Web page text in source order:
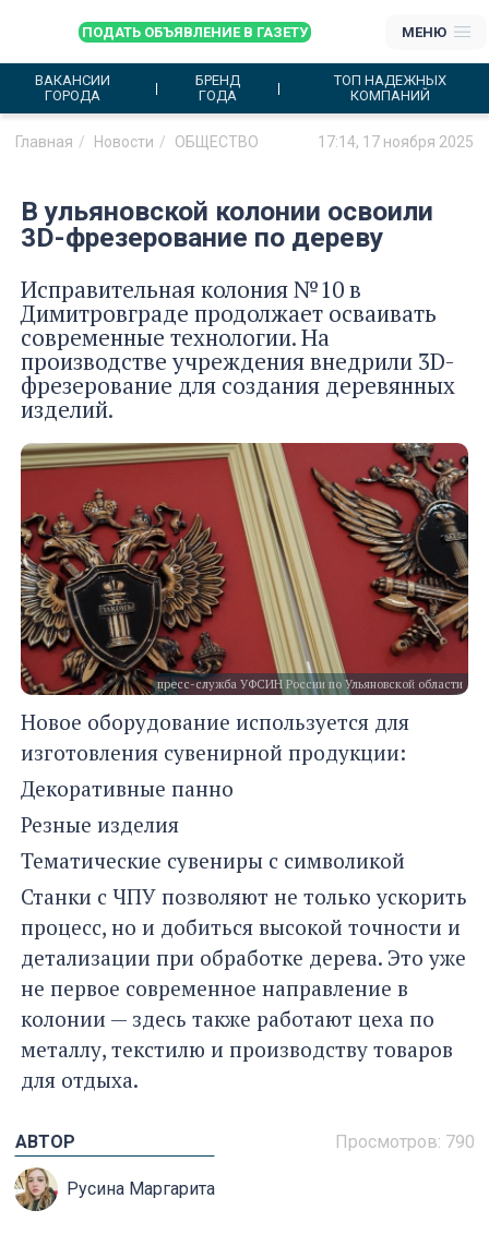
ПОДАТЬ ОБЪЯВЛЕНИЕ В ГАЗЕТУ МЕНЮ
ВАКАНСИИ
ГОРОДА
БРЕНД
ГОДА
ТОП НАДЕЖНЫХ
КОМПАНИЙ
Главная Новости ОБЩЕСТВО 17:14, 17 ноября 2025
В ульяновской колонии освоили
3D-фрезерование по дереву
Исправительная колония №10 в
Димитровграде продолжает осваивать
современные технологии. На
производстве учреждения внедрили 3D-
фрезерование для создания деревянных
изделий.
пресс-служба УФСИН России по Ульяновской области
Новое оборудование используется для
изготовления сувенирной продукции:
Декоративные панно
Резные изделия
Тематические сувениры с символикой
Станки с ЧПУ позволяют не только ускорить
процесс, но и добиться высокой точности и
детализации при обработке дерева. Это уже
не первое современное направление в
колонии — здесь также работают цеха по
металлу, текстилю и производству товаров
для отдыха.
Просмотров: 790
АВТОР
Русина Маргарита